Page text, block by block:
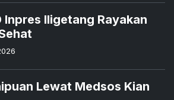
Inpres Iligetang Rayakan
Lewat Medsos Kian